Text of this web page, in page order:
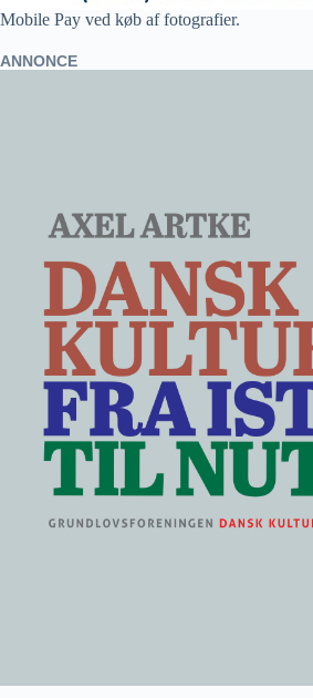
Mobile Pay ved køb af fotografier.
ANNONCE